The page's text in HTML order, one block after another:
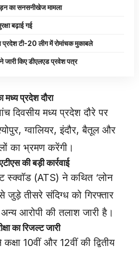
का सनसनीखेज मामला
बढ़ाई गई
टी-20 लीग में रोमांचक मुकाबले
जारी किए डीएलएड प्रवेश पत्र
मध्य प्रदेश दौरा
दिवसीय मध्य प्रदेश दौरे पर
ग्वालियर, इंदौर, बैतूल और
का भ्रमण करेंगी।
की बड़ी कार्रवाई
स्क्वॉड (ATS) ने कथित ‘लोन
तीसरे संदिग्ध को गिरफ्तार
आरोपी की तलाश जारी है।
का रिजल्ट जारी
10वीं और 12वीं की द्वितीय